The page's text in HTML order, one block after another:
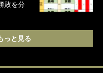
敗を分
っと見る